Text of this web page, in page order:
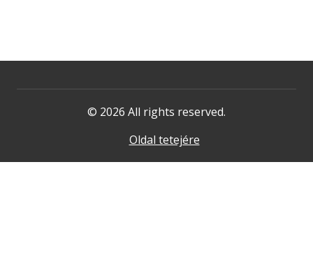
© 2026 All rights reserved.
Oldal tetejére